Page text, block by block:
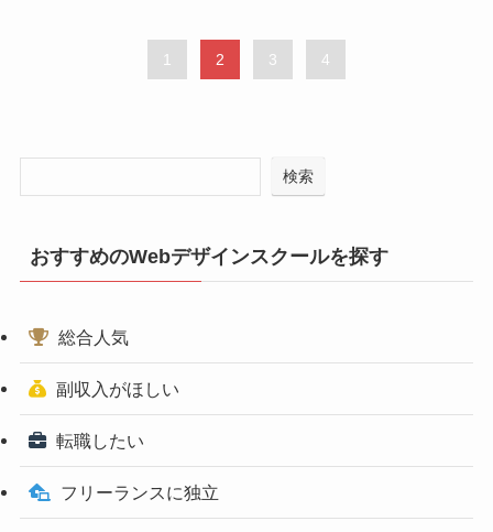
1 2 3 4
検索
おすすめのWebデザインスクールを探す
総合人気
副収入がほしい
転職したい
フリーランスに独立